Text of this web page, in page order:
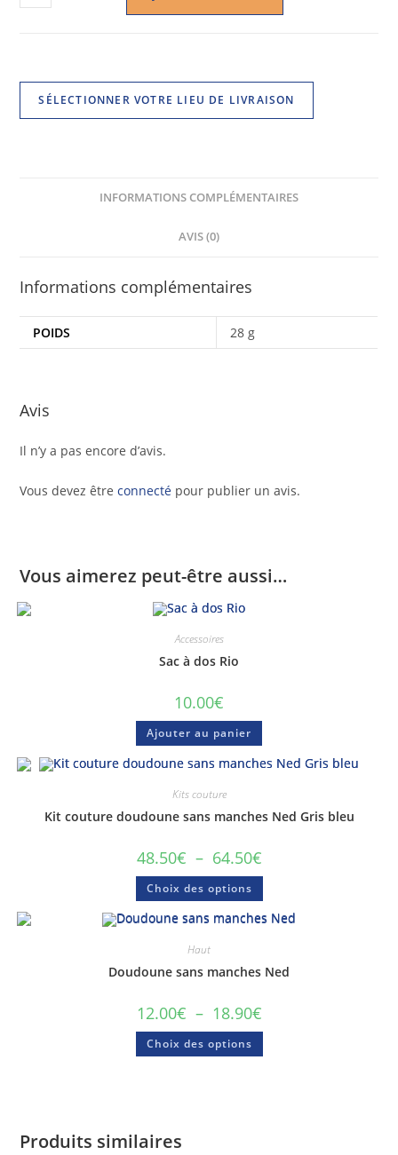
SÉLECTIONNER VOTRE LIEU DE LIVRAISON
INFORMATIONS COMPLÉMENTAIRES
AVIS (0)
Informations complémentaires
POIDS 28 g
Avis
Il n’y a pas encore d’avis.
Vous devez êtreconnecté pour publier un avis.
Vous aimerez peut-être aussi…
Accessoires
Sac à dos Rio
10.00€
Ajouter au panier
Kits couture
Kit couture doudoune sans manches Ned Gris bleu
48.50€ – 64.50€
Choix des options
Haut
Doudoune sans manches Ned
12.00€ – 18.90€
Choix des options
Produits similaires